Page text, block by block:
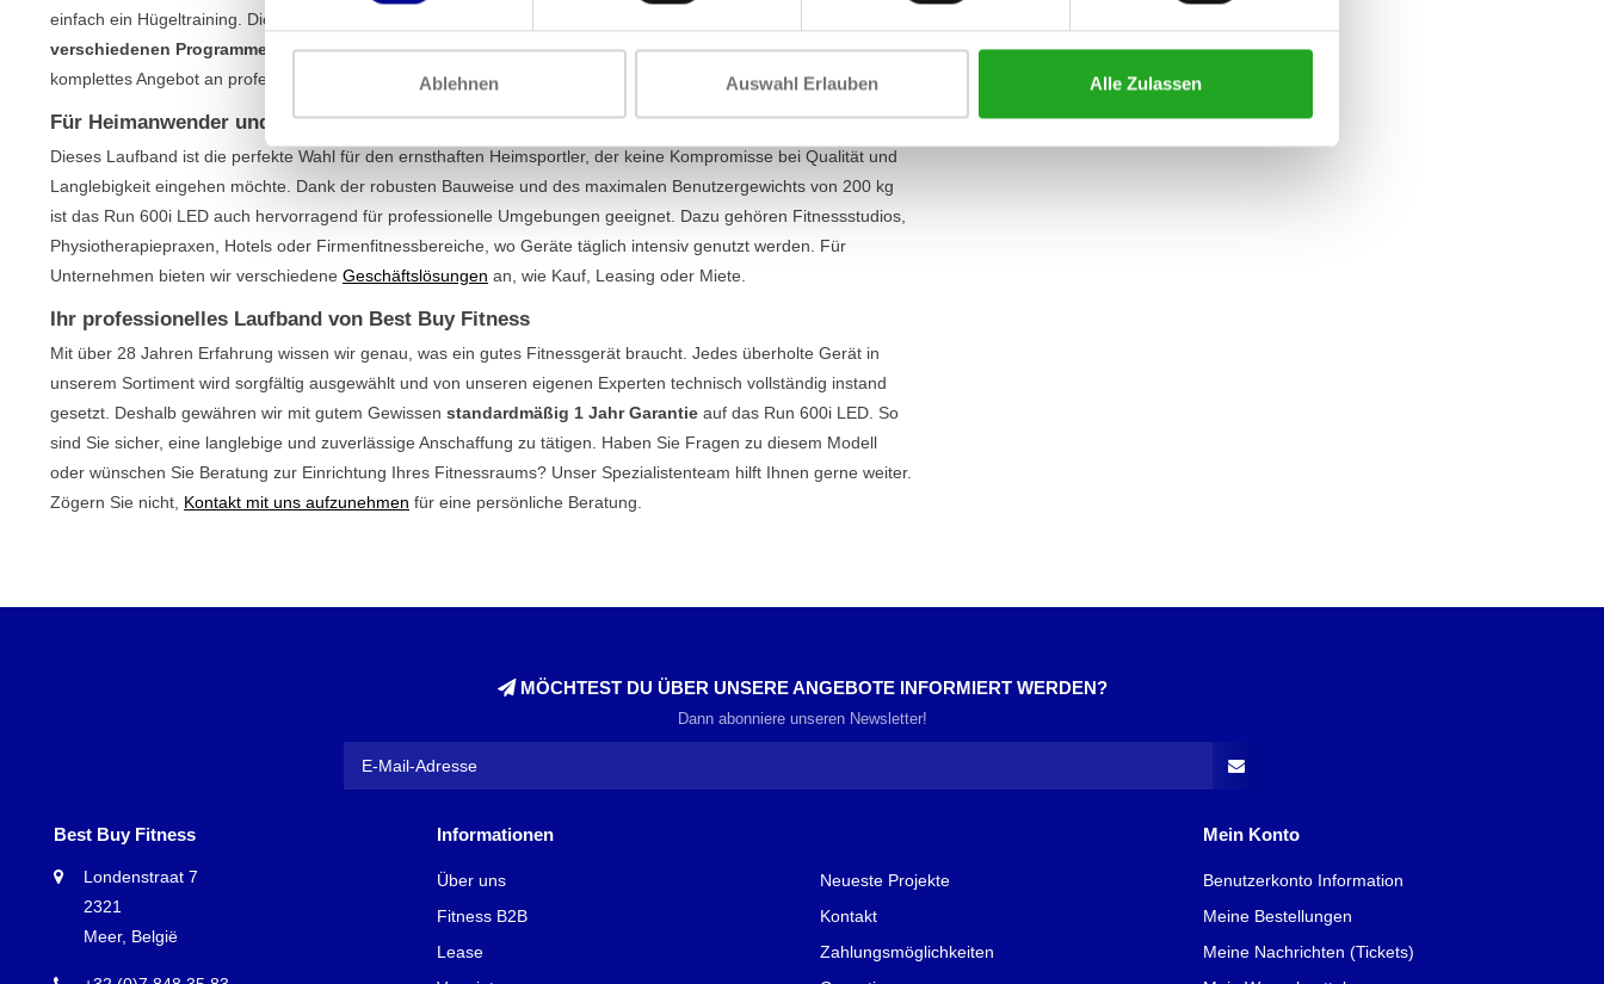
Ablehnen Auswahl Erlauben Alle Zulassen
einfach ein Hügeltraining. Die Advanced LED Konsole ist klar und einfach zu bedienen, und mit
verschiedenen Programmen
finden Sie immer ein Training, das zu Ihrem Ziel passt. Entdecken Sie auch unser
komplettes Angebot an professionellen
Laufbändern.
Für Heimanwender und Profis
Dieses Laufband ist die perfekte Wahl für den ernsthaften Heimsportler, der keine Kompromisse bei Qualität und
Langlebigkeit eingehen möchte. Dank der robusten Bauweise und des maximalen Benutzergewichts von 200 kg
ist das Run 600i LED auch hervorragend für professionelle Umgebungen geeignet. Dazu gehören Fitnessstudios,
Physiotherapiepraxen, Hotels oder Firmenfitnessbereiche, wo Geräte täglich intensiv genutzt werden. Für
Unternehmen bieten wir verschiedene Geschäftslösungen an, wie Kauf, Leasing oder Miete.
Ihr professionelles Laufband von Best Buy Fitness
Mit über 28 Jahren Erfahrung wissen wir genau, was ein gutes Fitnessgerät braucht. Jedes überholte Gerät in
unserem Sortiment wird sorgfältig ausgewählt und von unseren eigenen Experten technisch vollständig instand
gesetzt. Deshalb gewähren wir mit gutem Gewissen standardmäßig 1 Jahr Garantie auf das Run 600i LED. So
sind Sie sicher, eine langlebige und zuverlässige Anschaffung zu tätigen. Haben Sie Fragen zu diesem Modell
oder wünschen Sie Beratung zur Einrichtung Ihres Fitnessraums? Unser Spezialistenteam hilft Ihnen gerne weiter.
Zögern Sie nicht, Kontakt mit uns aufzunehmen für eine persönliche Beratung.
alle eigenschaften
MÖCHTEST DU ÜBER UNSERE ANGEBOTE INFORMIERT WERDEN?
Dann abonniere unseren Newsletter!
Best Buy Fitness
Londenstraat 7
2321
Meer, België
Informationen
Über uns
Fitness B2B
Lease
Neueste Projekte
Kontakt
Zahlungsmöglichkeiten
Mein Konto
Benutzerkonto Information
Meine Bestellungen
Meine Nachrichten (Tickets)